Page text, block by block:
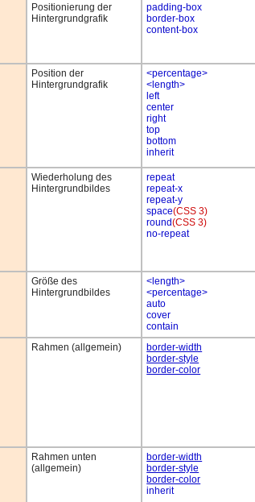
Positionierung der
Hintergrundgrafik
padding-box
border-box
content-box
Position der
Hintergrundgrafik
<percentage>
<length>
left
center
right
top
bottom
inherit
Wiederholung des
Hintergrundbildes
repeat
repeat-x
repeat-y
space(CSS 3)
round(CSS 3)
no-repeat
Größe des
Hintergrundbildes
<length>
<percentage>
auto
cover
contain
Rahmen (allgemein)
border-width
border-style
border-color
Rahmen unten
(allgemein)
border-width
border-style
border-color
inherit